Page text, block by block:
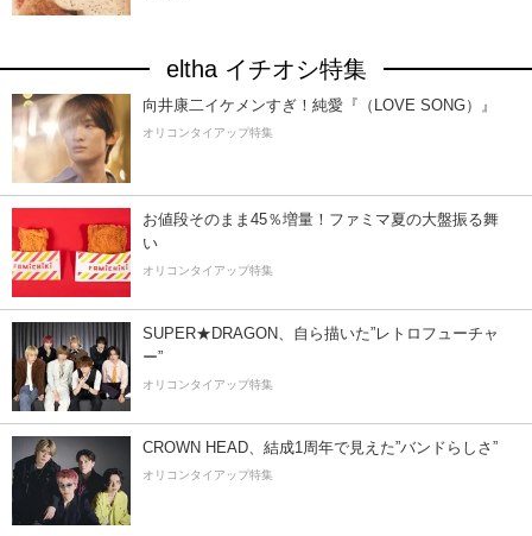
eltha イチオシ特集
向井康二イケメンすぎ！純愛『（LOVE SONG）』
オリコンタイアップ特集
お値段そのまま45％増量！ファミマ夏の大盤振る舞
い
オリコンタイアップ特集
SUPER★DRAGON、自ら描いた”レトロフューチャ
ー”
オリコンタイアップ特集
CROWN HEAD、結成1周年で見えた”バンドらしさ”
オリコンタイアップ特集